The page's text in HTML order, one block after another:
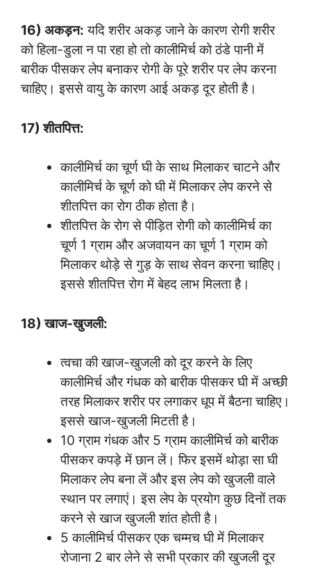
16) अकड़न: यदि शरीर अकड़ जाने के कारण रोगी शरीर
को हिला-डुला न पा रहा हो तो कालीमिर्च को ठंडे पानी में
बारीक पीसकर लेप बनाकर रोगी के पूरे शरीर पर लेप करना
चाहिए। इससे वायु के कारण आई अकड़ दूर होती है।
17) शीतपित्त:
कालीमिर्च का चूर्ण घी के साथ मिलाकर चाटने और
कालीमिर्च के चूर्ण को घी में मिलाकर लेप करने से
शीतपित्त का रोग ठीक होता है।
शीतपित्त के रोग से पीड़ित रोगी को कालीमिर्च का
चूर्ण 1 ग्राम और अजवायन का चूर्ण 1 ग्राम को
मिलाकर थोड़े से गुड़ के साथ सेवन करना चाहिए।
इससे शीतपित्त रोग में बेहद लाभ मिलता है।
18) खाज-खुजली:
त्वचा की खाज-खुजली को दूर करने के लिए
कालीमिर्च और गंधक को बारीक पीसकर घी में अच्छी
तरह मिलाकर शरीर पर लगाकर धूप में बैठना चाहिए।
इससे खाज-खुजली मिटती है।
10 ग्राम गंधक और 5 ग्राम कालीमिर्च को बारीक
पीसकर कपड़े में छान लें। फिर इसमें थोड़ा सा घी
मिलाकर लेप बना लें और इस लेप को खुजली वाले
स्थान पर लगाएं। इस लेप के प्रयोग कुछ दिनों तक
करने से खाज खुजली शांत होती है।
5 कालीमिर्च पीसकर एक चम्मच घी में मिलाकर
रोजाना 2 बार लेने से सभी प्रकार की खुजली दूर